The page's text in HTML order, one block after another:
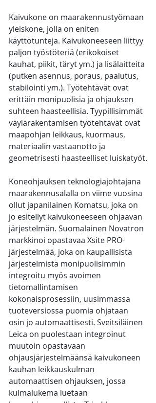
Kaivukone on maarakennustyömaan
yleiskone, jolla on eniten
käyttötunteja. Kaivukoneeseen liittyy
paljon työstöteriä (erikokoiset
kauhat, piikit, täryt ym.) ja lisälaitteita
(putken asennus, poraus, paalutus,
stabilointi ym.). Työtehtävät ovat
erittäin monipuolisia ja ohjauksen
suhteen haasteellisia. Tyypillisimmät
väylärakentamisen työtehtävät ovat
maapohjan leikkaus, kuormaus,
materiaalin vastaanotto ja
geometrisesti haasteelliset luiskatyöt.
Koneohjauksen teknologiajohtajana
maarakennusalalla on viime vuosina
ollut japanilainen Komatsu, joka on
jo esitellyt kaivukoneeseen ohjaavan
järjestelmän. Suomalainen Novatron
markkinoi opastavaa Xsite PRO-
järjestelmää, joka on kaupallisista
järjestelmistä monipuolisimmin
integroitu myös avoimen
tietomallintamisen
kokonaisprosessiin, uusimmassa
tuoteversiossa puomia ohjataan
osin jo automaattisesti. Sveitsiläinen
Leica on puolestaan integroinut
muutoin opastavaan
ohjausjärjestelmäänsä kaivukoneen
kauhan leikkauskulman
automaattisen ohjauksen, jossa
kulmalukema luetaan